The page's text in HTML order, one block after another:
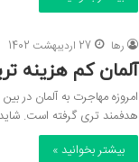
رها 27 اردیبهشت 1402
آلمان کم هزینه
امروزه مهاجرت به آلمان در
هدفمند تری گرفته است.
بیشتر بخوانید »